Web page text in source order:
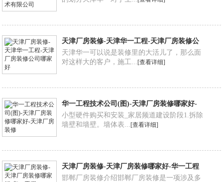
天津厂房装修-天津华一工程-天津厂房装修公
司哪家好
天津华一可以说是装修里的大活儿了，那么面
对这样大的客户，施工...[查看详细]
华一工程技术公司(图)-天津厂房装修哪家好-
天津厂房装修
小型硬件购买和安装_家居频道建设阶段1.拆除
墙壁和墙壁。墙体表...[查看详细]
天津厂房装修-天津厂房装修哪家好-华一工程
邯郸厂房装修介绍邯郸厂房装修是一项涉及多